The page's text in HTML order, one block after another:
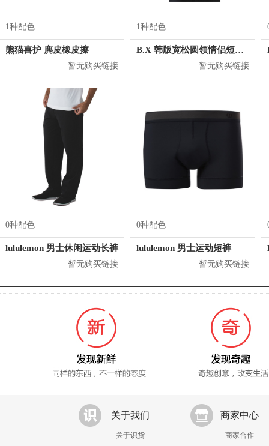
1种配色
熊猫喜护 麂皮橡皮擦
暂无购买链接
1种配色
B.X 韩版宽松圆领情侣短袖T恤 男女同款 T-6202-002001
暂无购买链接
0种配色
lululemon 男士休闲运动长裤
暂无购买链接
0种配色
lululemon 男士运动短裤
暂无购买链接
关于我们
关于识货
商家中心
商家合作